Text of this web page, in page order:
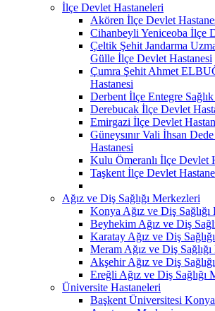
İlçe Devlet Hastaneleri
Akören İlçe Devlet
Cihanbeyli Yeniceoba İlçe
Çeltik Şehit Jandarma
Gülle İlçe Devlet Hastanesi
Çumra Şehit Ahmet
Hastanesi
Derbent İlçe Entegre
Derebucak İlçe Devlet
Emirgazi İlçe Devlet
Güneysınır Vali İhsan
Hastanesi
Kulu Ömeranlı İlçe Devlet
Taşkent İlçe Devlet
Ağız ve Diş Sağlığı Merkezleri
Konya Ağız ve Diş Sağlığı
Beyhekim Ağız ve Diş
Karatay Ağız ve Diş
Meram Ağız ve Diş
Akşehir Ağız ve Diş
Ereğli Ağız ve Diş Sağlığı
Üniversite Hastaneleri
Başkent Üniversitesi